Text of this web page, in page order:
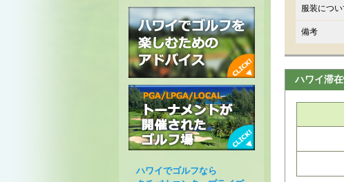
タチバナの
Instagram
ハワイでゴルフを楽しむための
アドバイス
フ場
ハワイでゴルフなら
服装につい
備考
ハワイ滞